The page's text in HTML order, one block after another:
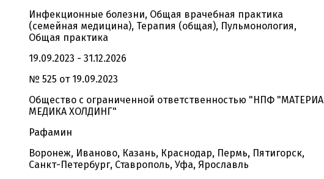
Инфекционные болезни, Общая врачебная практика
(семейная медицина), Терапия (общая), Пульмонология,
Общая практика
19.09.2023 - 31.12.2026
№ 525 от 19.09.2023
Общество с ограниченной ответственностью "НПФ "МАТЕРИА
МЕДИКА ХОЛДИНГ"
Рафамин
Воронеж, Иваново, Казань, Краснодар, Пермь, Пятигорск,
Санкт-Петербург, Ставрополь, Уфа, Ярославль